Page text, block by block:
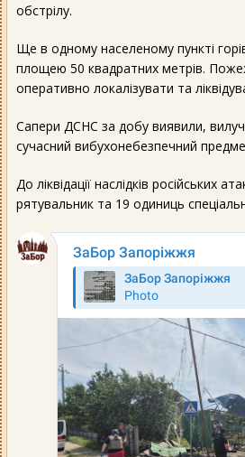
обстрілу.
Ще в одному населеному пункті
площею 50 квадратних метрів.
оперативно локалізувати та
Сапери ДСНС за добу виявили,
сучасний вибухонебезпечний
До ліквідації наслідків російських
рятувальник та 19 одиниць